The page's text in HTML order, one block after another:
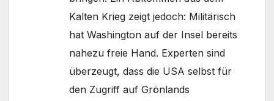
Kalten Krieg zeigt jedoch: Militärisch
hat Washington auf der Insel bereits
nahezu freie Hand. Experten sind
überzeugt, dass die USA selbst für
den Zugriff auf Grönlands